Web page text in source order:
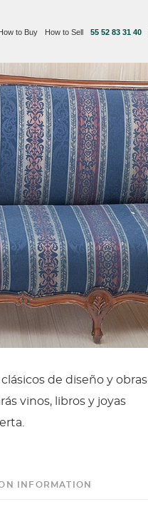
to Buy How to Sell 55 52 83 31 40
de diseño y obras
vinos, libros y joyas
INFORMATION